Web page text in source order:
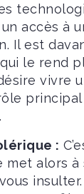
accès à
Il est
le rend
vivre
:
met alors à
vous